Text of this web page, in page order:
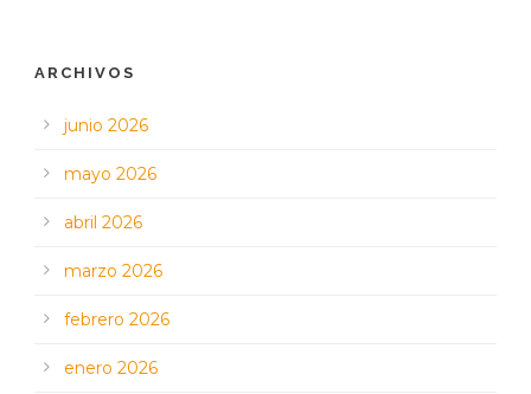
ARCHIVOS
junio 2026
mayo 2026
abril 2026
marzo 2026
febrero 2026
enero 2026